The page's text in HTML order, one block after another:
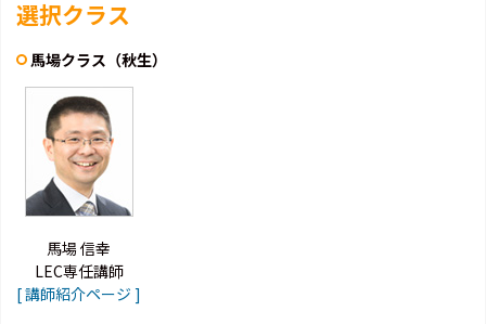
選択クラス
馬場クラス（秋生）
馬場 信幸
LEC専任講師
[ 講師紹介ページ ]